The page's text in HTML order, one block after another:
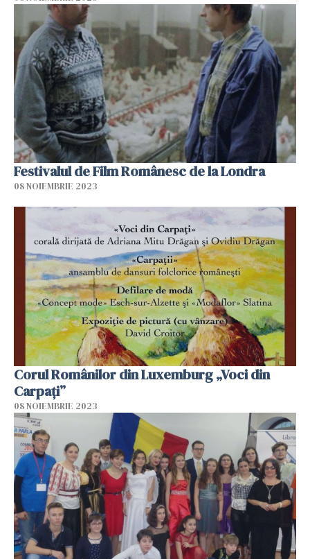
Festivalul de Film Românesc de la Londra
08 NOIEMBRIE 2023
Corul Românilor din Luxemburg „Voci din
Carpați”
08 NOIEMBRIE 2023